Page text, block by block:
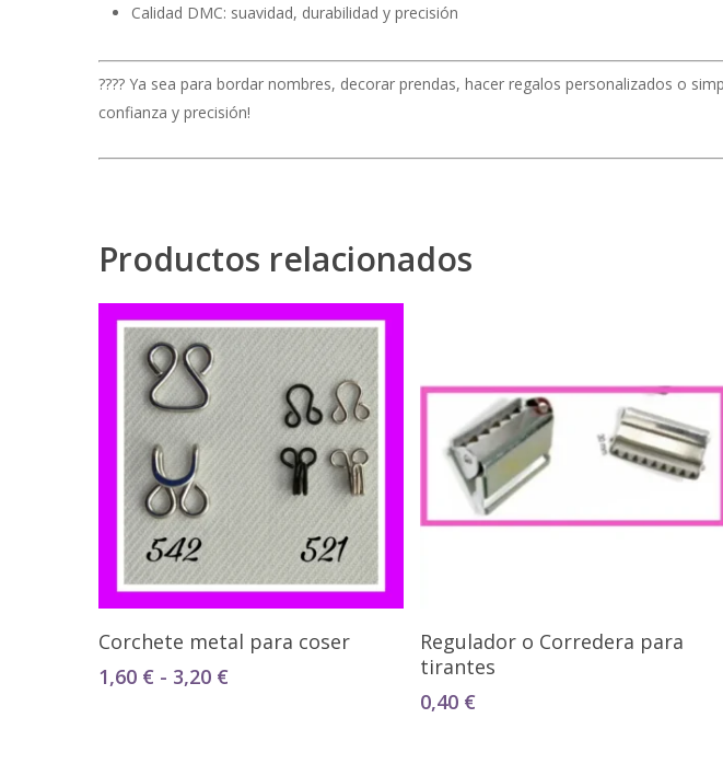
Calidad DMC: suavidad, durabilidad y precisión
???? Ya sea para bordar nombres, decorar prendas, hacer regalos personalizados o
confianza y precisión!
Productos relacionados
Seleccionar Opciones
Corchete metal para coser
1,60 € - 3,20 €
Seleccionar Opciones
Regulador o Corredera para
tirantes
0,40 €